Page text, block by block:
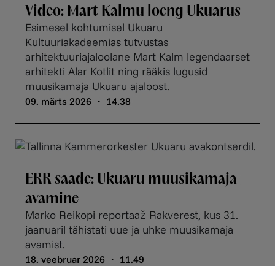
Video: Mart Kalmu loeng Ukuarus
Esimesel kohtumisel Ukuaru
Kultuuriakadeemias tutvustas
arhitektuuriajaloolane Mart Kalm legendaarset
arhitekti Alar Kotlit ning rääkis lugusid
muusikamaja Ukuaru ajaloost.
09. märts 2026 ・ 14.38
ERR saade: Ukuaru muusikamaja
avamine
Marko Reikopi reportaaž Rakverest, kus 31.
jaanuaril tähistati uue ja uhke muusikamaja
avamist.
18. veebruar 2026 ・ 11.49